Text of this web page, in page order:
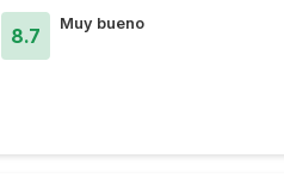
8.7
Muy bueno